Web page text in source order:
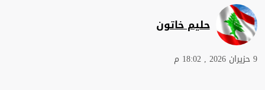
حليم خاتون
9 حزيران 2026 , 18:02 م